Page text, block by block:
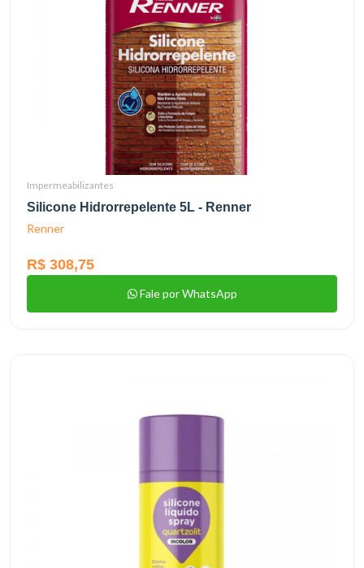
Impermeabilizantes
Silicone Hidrorrepelente 5L - Renner
Renner
R$ 308,75
Fale por WhatsApp